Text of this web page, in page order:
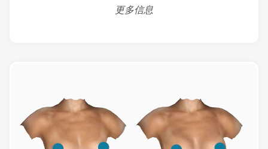
更多信息